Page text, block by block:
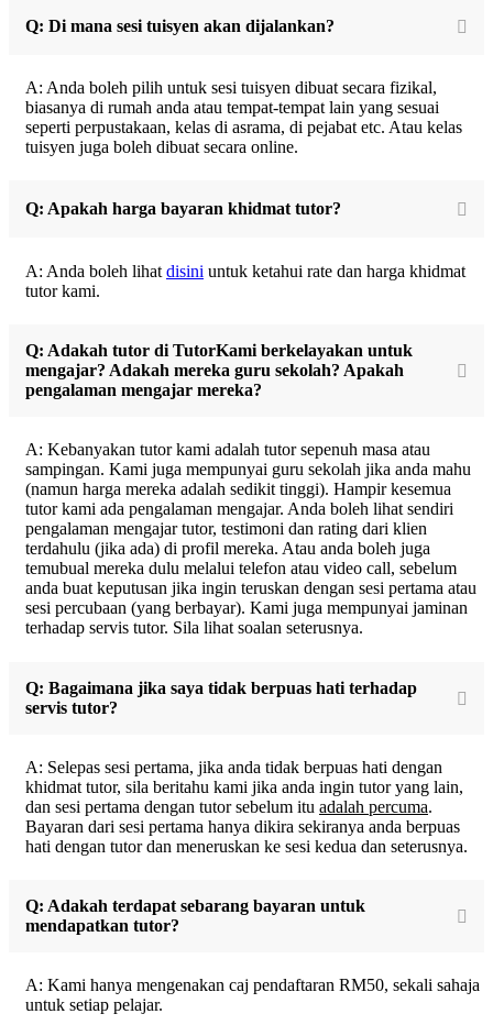
Q: Di mana sesi tuisyen akan dijalankan?
A: Anda boleh pilih untuk sesi tuisyen dibuat secara fizikal,
biasanya di rumah anda atau tempat-tempat lain yang sesuai
seperti perpustakaan, kelas di asrama, di pejabat etc. Atau kelas
tuisyen juga boleh dibuat secara online.
Q: Apakah harga bayaran khidmat tutor?
A: Anda boleh lihat disini untuk ketahui rate dan harga khidmat
tutor kami.
Q: Adakah tutor di TutorKami berkelayakan untuk
mengajar? Adakah mereka guru sekolah? Apakah
pengalaman mengajar mereka?
A: Kebanyakan tutor kami adalah tutor sepenuh masa atau
sampingan. Kami juga mempunyai guru sekolah jika anda mahu
(namun harga mereka adalah sedikit tinggi). Hampir kesemua
tutor kami ada pengalaman mengajar. Anda boleh lihat sendiri
pengalaman mengajar tutor, testimoni dan rating dari klien
terdahulu (jika ada) di profil mereka. Atau anda boleh juga
temubual mereka dulu melalui telefon atau video call, sebelum
anda buat keputusan jika ingin teruskan dengan sesi pertama atau
sesi percubaan (yang berbayar). Kami juga mempunyai jaminan
terhadap servis tutor. Sila lihat soalan seterusnya.
Q: Bagaimana jika saya tidak berpuas hati terhadap
servis tutor?
A: Selepas sesi pertama, jika anda tidak berpuas hati dengan
khidmat tutor, sila beritahu kami jika anda ingin tutor yang lain,
dan sesi pertama dengan tutor sebelum itu adalah percuma.
Bayaran dari sesi pertama hanya dikira sekiranya anda berpuas
hati dengan tutor dan meneruskan ke sesi kedua dan seterusnya.
Q: Adakah terdapat sebarang bayaran untuk
mendapatkan tutor?
A: Kami hanya mengenakan caj pendaftaran RM50, sekali sahaja
untuk setiap pelajar.